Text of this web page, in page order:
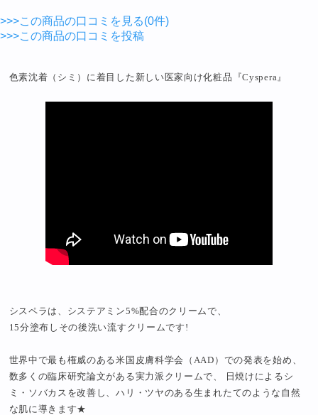
>>>この商品の口コミを見る(0件)
>>>この商品の口コミを投稿
色素沈着（シミ）に着目した新しい医家向け化粧品『Cyspera』
シスペラは、システアミン5%配合のクリームで、
15分塗布しその後洗い流すクリームです!
世界中で最も権威のある米国皮膚科学会（AAD）での発表を始め、
数多くの臨床研究論文がある実力派クリームで、 日焼けによるシ
ミ・ソバカスを改善し、ハリ・ツヤのある生まれたてのような自然
な肌に導きます★